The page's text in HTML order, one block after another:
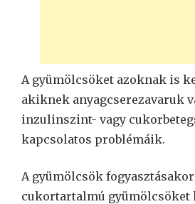
A gyümölcsöket azoknak is
akiknek anyagcserezavaruk
inzulinszint- vagy
kapcsolatos problémáik.
A gyümölcsök
cukortartalmú gyümölcsöket